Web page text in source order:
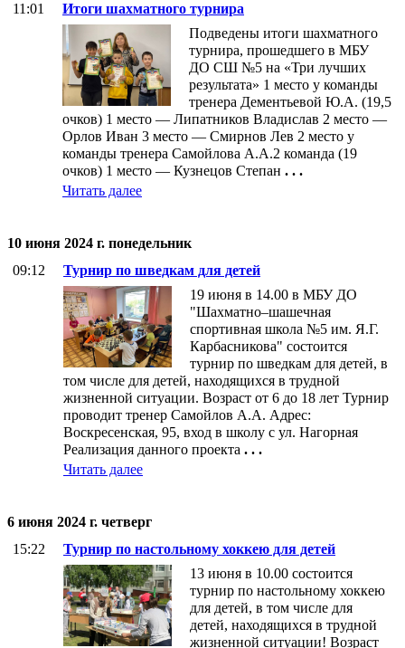
11:01
Итоги шахматного турнира
Подведены итоги шахматного
турнира, прошедшего в МБУ
ДО СШ №5 на «Три лучших
результата» 1 место у команды
тренера Дементьевой Ю.А. (19,5
очков) 1 место — Липатников Владислав 2 место —
Орлов Иван 3 место — Смирнов Лев 2 место у
команды тренера Самойлова А.А.2 команда (19
очков) 1 место — Кузнецов Степан . . .
Читать далее
10 июня 2024 г. понедельник
09:12
Турнир по шведкам для детей
19 июня в 14.00 в МБУ ДО
"Шахматно‒шашечная
спортивная школа №5 им. Я.Г.
Карбасникова" состоится
турнир по шведкам для детей, в
том числе для детей, находящихся в трудной
жизненной ситуации. Возраст от 6 до 18 лет Турнир
проводит тренер Самойлов А.А. Адрес:
Воскресенская, 95, вход в школу с ул. Нагорная
Реализация данного проекта . . .
Читать далее
6 июня 2024 г. четверг
15:22
Турнир по настольному хоккею для детей
13 июня в 10.00 состоится
турнир по настольному хоккею
для детей, в том числе для
детей, находящихся в трудной
жизненной ситуации! Возраст